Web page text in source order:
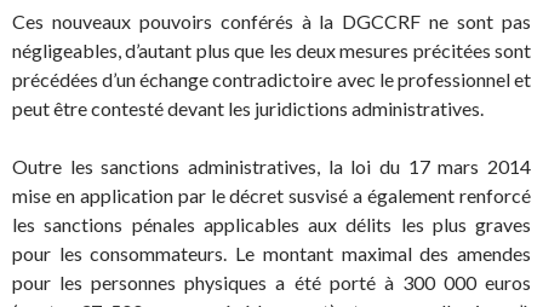
Ces nouveaux pouvoirs conférés à la DGCCRF ne sont pas
négligeables, d’autant plus que les deux mesures précitées sont
précédées d’un échange contradictoire avec le professionnel et
peut être contesté devant les juridictions administratives.
Outre les sanctions administratives, la loi du 17 mars 2014
mise en application par le décret susvisé a également renforcé
les sanctions pénales applicables aux délits les plus graves
pour les consommateurs. Le montant maximal des amendes
pour les personnes physiques a été porté à 300 000 euros